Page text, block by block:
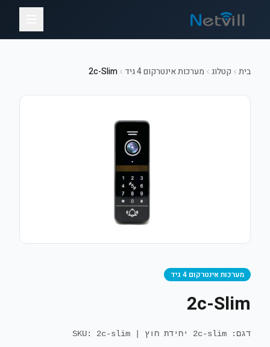
בית קטלוג מערכות אינטרקום 4 גיד 2c-Slim
מערכות אינטרקום 4 גיד
2c-Slim
דגם: 2c-slim יחידת חוץ SKU: 2c-slim